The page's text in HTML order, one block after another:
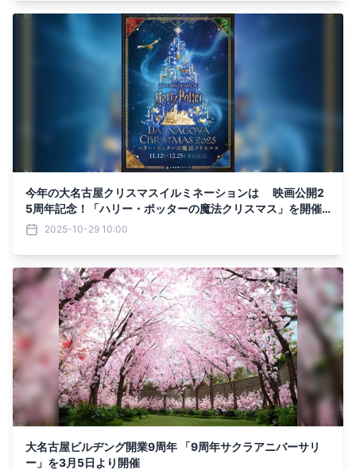
今年の大名古屋クリスマスイルミネーションは 映画公開2
5周年記念！「ハリー・ポッターの魔法クリスマス」を開催
2025年11月12日(水)～12月25日(木)予定
2025-10-29 10:00
大名古屋ビルヂング開業9周年 「9周年サクラアニバーサリ
ー」を3月5日より開催